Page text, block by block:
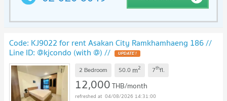
Code: KJ9022 for rent Asakan City Ramkhamhaeng 186 //
Line ID: @kjcondo (with @) //
2 Bedroom 50.0 m2 7thfl.
12,000THB/month
04/08/2026 14:31:00